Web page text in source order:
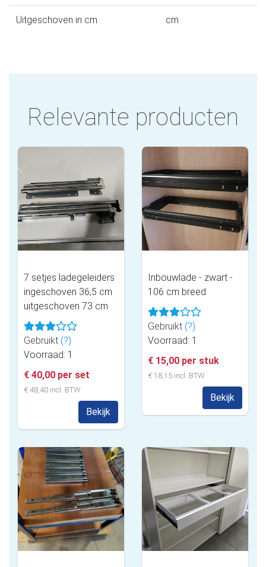
Uitgeschoven in cm cm
Relevante producten
7 setjes ladegeleiders
ingeschoven 36,5 cm
uitgeschoven 73 cm
Gebruikt (?)
Voorraad: 1
€ 40,00 per set
€ 48,40 incl. BTW
Bekijk
Inbouwlade - zwart -
106 cm breed
Gebruikt (?)
Voorraad: 1
€ 15,00 per stuk
€ 18,15 incl. BTW
Bekijk